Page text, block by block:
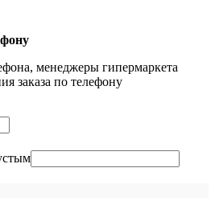
менеджеры гипермаркета
заказа по телефону